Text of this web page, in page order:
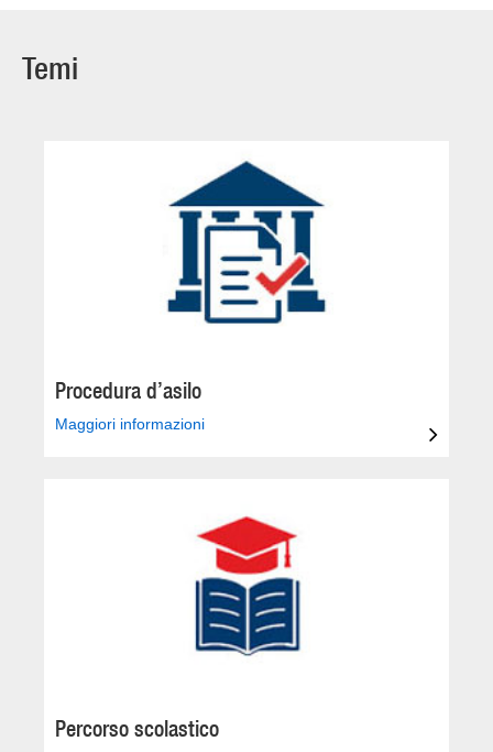
Temi
Procedura d’asilo
Maggiori informazioni
Percorso scolastico